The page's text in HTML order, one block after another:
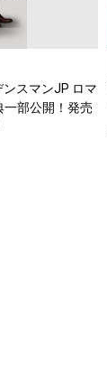
スマンJP ロマ
一部公開！発売